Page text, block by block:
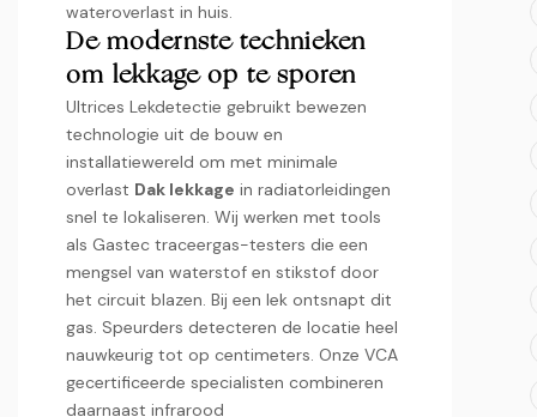
wateroverlast in huis.​
De modernste technieken
om lekkage op te sporen
Ultrices Lekdetectie gebruikt bewezen
technologie uit de bouw en
installatiewereld om met minimale
overlast Dak lekkage in radiatorleidingen
snel te lokaliseren.​ Wij werken met tools
als Gastec traceergas-testers die een
mengsel van waterstof en stikstof door
het circuit blazen.​ Bij een lek ontsnapt dit
gas.​ Speurders detecteren de locatie heel
nauwkeurig tot op centimeters.​ Onze VCA
gecertificeerde specialisten combineren
daarnaast infrarood